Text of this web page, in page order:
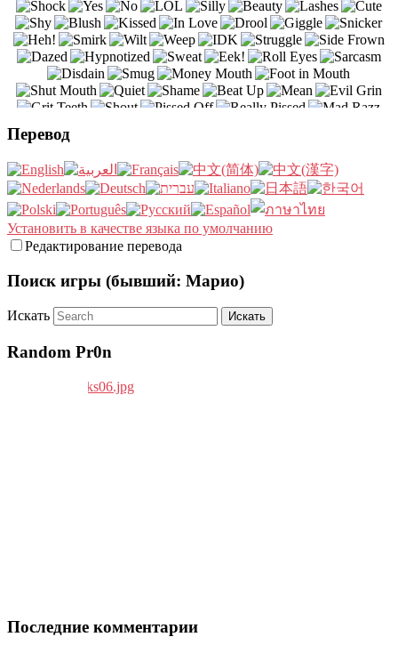
Перевод
Установить в качестве языка по умолчанию
Редактирование перевода
Поиск игры (бывший: Марио)
Искать
Random Pr0n
Последние комментарии